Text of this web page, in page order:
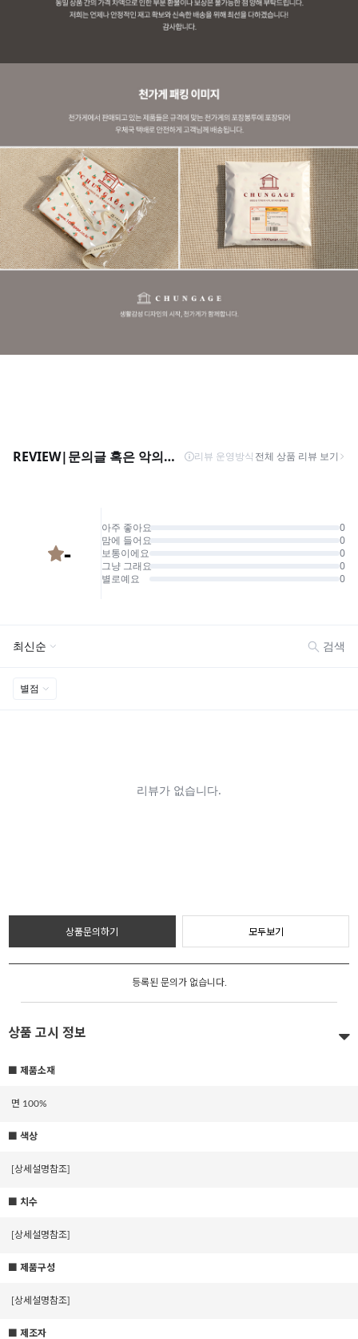
상품문의하기 모두보기
등록된 문의가 없습니다.
상품 고시 정보
■ 제품소재
면 100%
■ 색상
[상세설명참조]
■ 치수
[상세설명참조]
■ 제품구성
[상세설명참조]
■ 제조자